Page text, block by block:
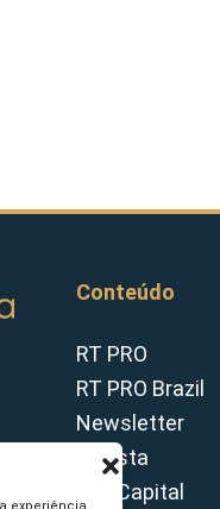
Conteúdo
RT PRO
RT PRO Brazil
Newsletter
Revista
Tax Capital